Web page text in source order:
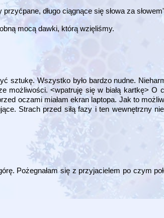
długo ciągnące się słowa za słowem'
mocą dawki, którą wzięliśmy.
sztukę. Wszystko było bardzo nudne.
możliwości. <wpatruję się w białą kartkę> O
oczami miałam ekran laptopa. Jak to
Strach przed siłą fazy i ten wewnętrzny
Pożegnałam się z przyjacielem po czym